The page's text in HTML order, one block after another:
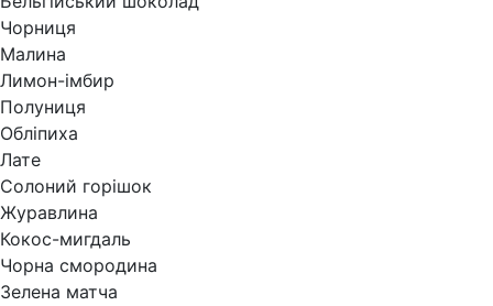
Чорниця
Малина
Лимон-імбир
Полуниця
Обліпиха
Лате
Солоний горішок
Журавлина
Кокос-мигдаль
Чорна смородина
Зелена матча